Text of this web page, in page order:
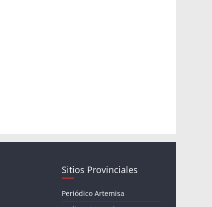
Sitios Provinciales
Periódico Artemisa